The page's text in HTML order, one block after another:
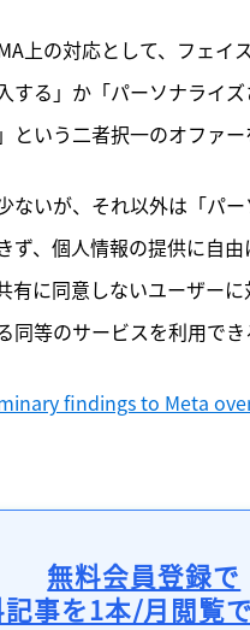
上の対応として、フェイ
する」か「パーソナライ
いう二者択一のオファー
いが、それ以外は「パ
ず、個人情報の提供に自
有に同意しないユーザー
等のサービスを利用でき
findings to Meta
無料会員登録で
事を1本/月閲覧